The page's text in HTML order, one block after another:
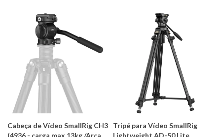
Cabeça de Vídeo SmallRig CH3
Tripé para Vídeo SmallRig